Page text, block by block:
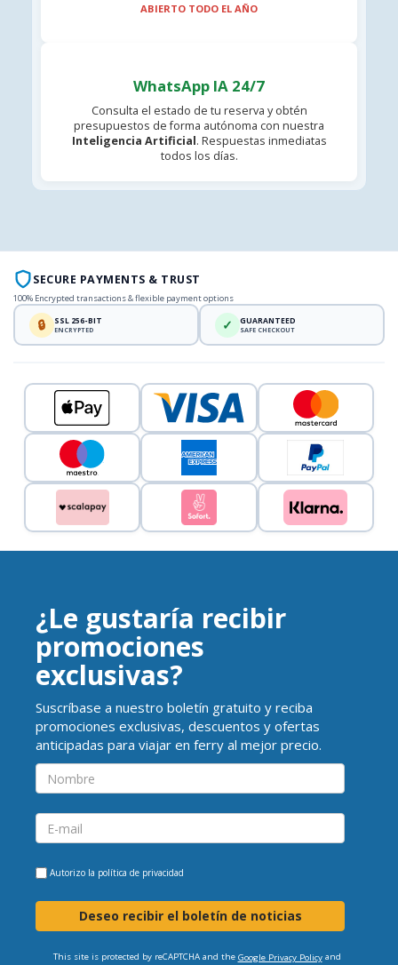
ABIERTO TODO EL AÑO
WhatsApp IA 24/7
Consulta el estado de tu reserva y obtén
presupuestos de forma autónoma con nuestra
Inteligencia Artificial. Respuestas inmediatas
todos los días.
SECURE PAYMENTS & TRUST
100% Encrypted transactions & flexible payment options
🔒 SSL 256-BIT
ENCRYPTED ✓ GUARANTEED
SAFE CHECKOUT
¿Le gustaría recibir
promociones
exclusivas?
Suscríbase a nuestro boletín gratuito y reciba
promociones exclusivas, descuentos y ofertas
anticipadas para viajar en ferry al mejor precio.
Autorizo la política de privacidad
Deseo recibir el boletín de noticias
This site is protected by reCAPTCHA and the Google Privacy Policyand